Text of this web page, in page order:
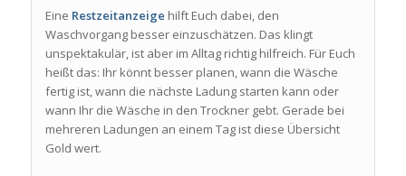
Eine Restzeitanzeige hilft Euch dabei, den
Waschvorgang besser einzuschätzen. Das klingt
unspektakulär, ist aber im Alltag richtig hilfreich. Für Euch
heißt das: Ihr könnt besser planen, wann die Wäsche
fertig ist, wann die nächste Ladung starten kann oder
wann Ihr die Wäsche in den Trockner gebt. Gerade bei
mehreren Ladungen an einem Tag ist diese Übersicht
Gold wert.